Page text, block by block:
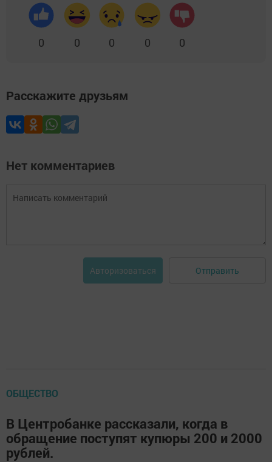
0 0 0 0 0
Расскажите друзьям
Нет комментариев
Авторизоваться Отправить
ОБЩЕСТВО
В Центробанке рассказали, когда в
обращение поступят купюры 200 и 2000
рублей.